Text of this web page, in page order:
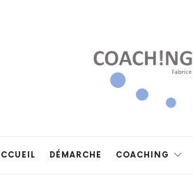
vôtre
DÉMARCHE COACHING